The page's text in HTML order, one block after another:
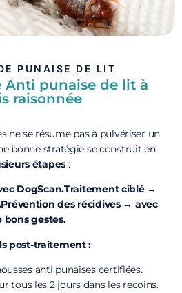
PUNAISE DE LIT
Anti punaise de lit à
raisonnée
ne se résume pas à pulvériser un
bonne stratégie se construit en
étapes :
DogScan.Traitement ciblé →
des récidives → avec
bons gestes.
post-traitement :
anti punaises certifiées.
tous les 2 jours dans les recoins.